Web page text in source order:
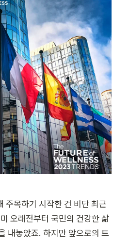
주목하기 시작한 건 비단 최근
오래전부터 국민의 건강한 삶
내놓았죠. 하지만 앞으로의 트